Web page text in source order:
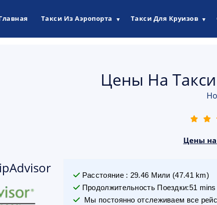
Такси Из Аэропорта ▼ Такси Для Круизов ▼
Цены На
Цены на
Расстояние: 29.46 Мили (47.41 km)
Продолжительность Поездки:51 mins
Мы постоянно отслеживаем все